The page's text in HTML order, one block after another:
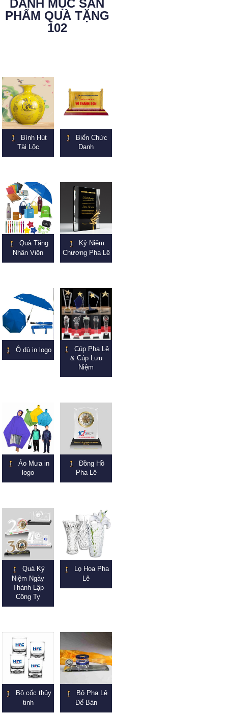
DANH MỤC SẢN
PHẨM QUÀ TẶNG
102
Bình Hút
Tài Lộc
Biển Chức
Danh
Quà Tặng
Nhân Viên
Kỷ Niệm
Chương Pha Lê
Ô dù in logo
Cúp Pha Lê
& Cúp Lưu
Niệm
Áo Mưa in
logo
Đồng Hồ
Pha Lê
Quà Kỷ
Niệm Ngày
Thành Lập
Công Ty
Lọ Hoa Pha
Lê
Bộ cốc thủy
tinh
Bộ Pha Lê
Để Bàn